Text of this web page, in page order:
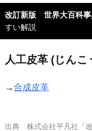
改訂新版 世界大百科事
すい解説
人工皮革 (じん
→合成皮革
出典 株式会社平凡社「